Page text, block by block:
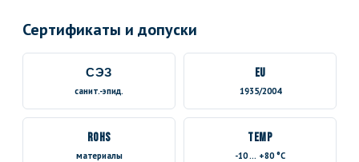
Сертификаты и допуски
СЭЗ
санит.-эпид.
EU
1935/2004
RoHS
материалы
TEMP
-10 … +80 °C